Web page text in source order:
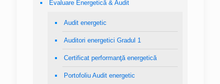
Evaluare Energetică & Audit
Audit energetic
Auditori energetici Gradul 1
Certificat performanţă energetică
Portofoliu Audit energetic